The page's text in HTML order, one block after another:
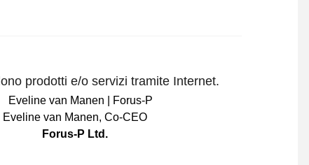
prodotti e/o servizi tramite Internet.
Eveline van Manen, Co-CEO
Forus-P Ltd.